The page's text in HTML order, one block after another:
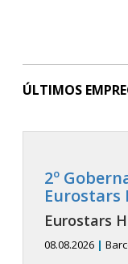
ÚLTIMOS
2º
Eurostars
Eurostars
08.08.2026 |